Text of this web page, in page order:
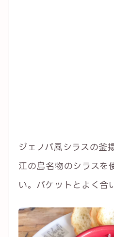
ジェノバ風シラスの釜
江の島名物のシラスを
い。バケットとよく合